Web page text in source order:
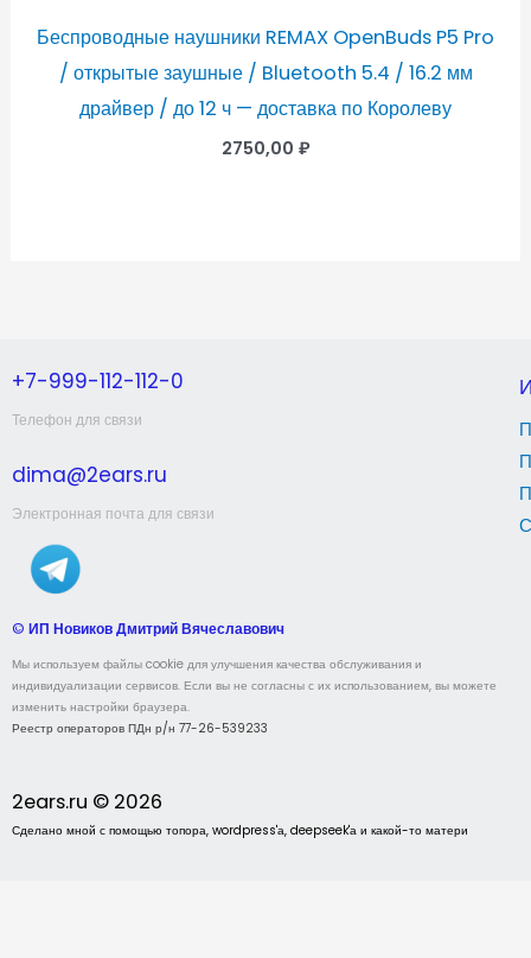
Беспроводные наушники REMAX OpenBuds P5 Pro
/ открытые заушные / Bluetooth 5.4 / 16.2 мм
драйвер / до 12 ч — доставка по Королеву
2750,00 ₽
+7-999-112-112-0
Телефон для связи
dima@2ears.ru
Электронная почта для связи
© ИП Новиков Дмитрий Вячеславович
Мы используем файлы cookie для улучшения качества обслуживания и
индивидуализации сервисов. Если вы не согласны с их использованием, вы можете
изменить настройки браузера.
Реестр операторов ПДн р/н 77-26-539233
2ears.ru © 2026
Сделано мной с помощью топора, wordpress'а, deepseek'а и какой-то матери